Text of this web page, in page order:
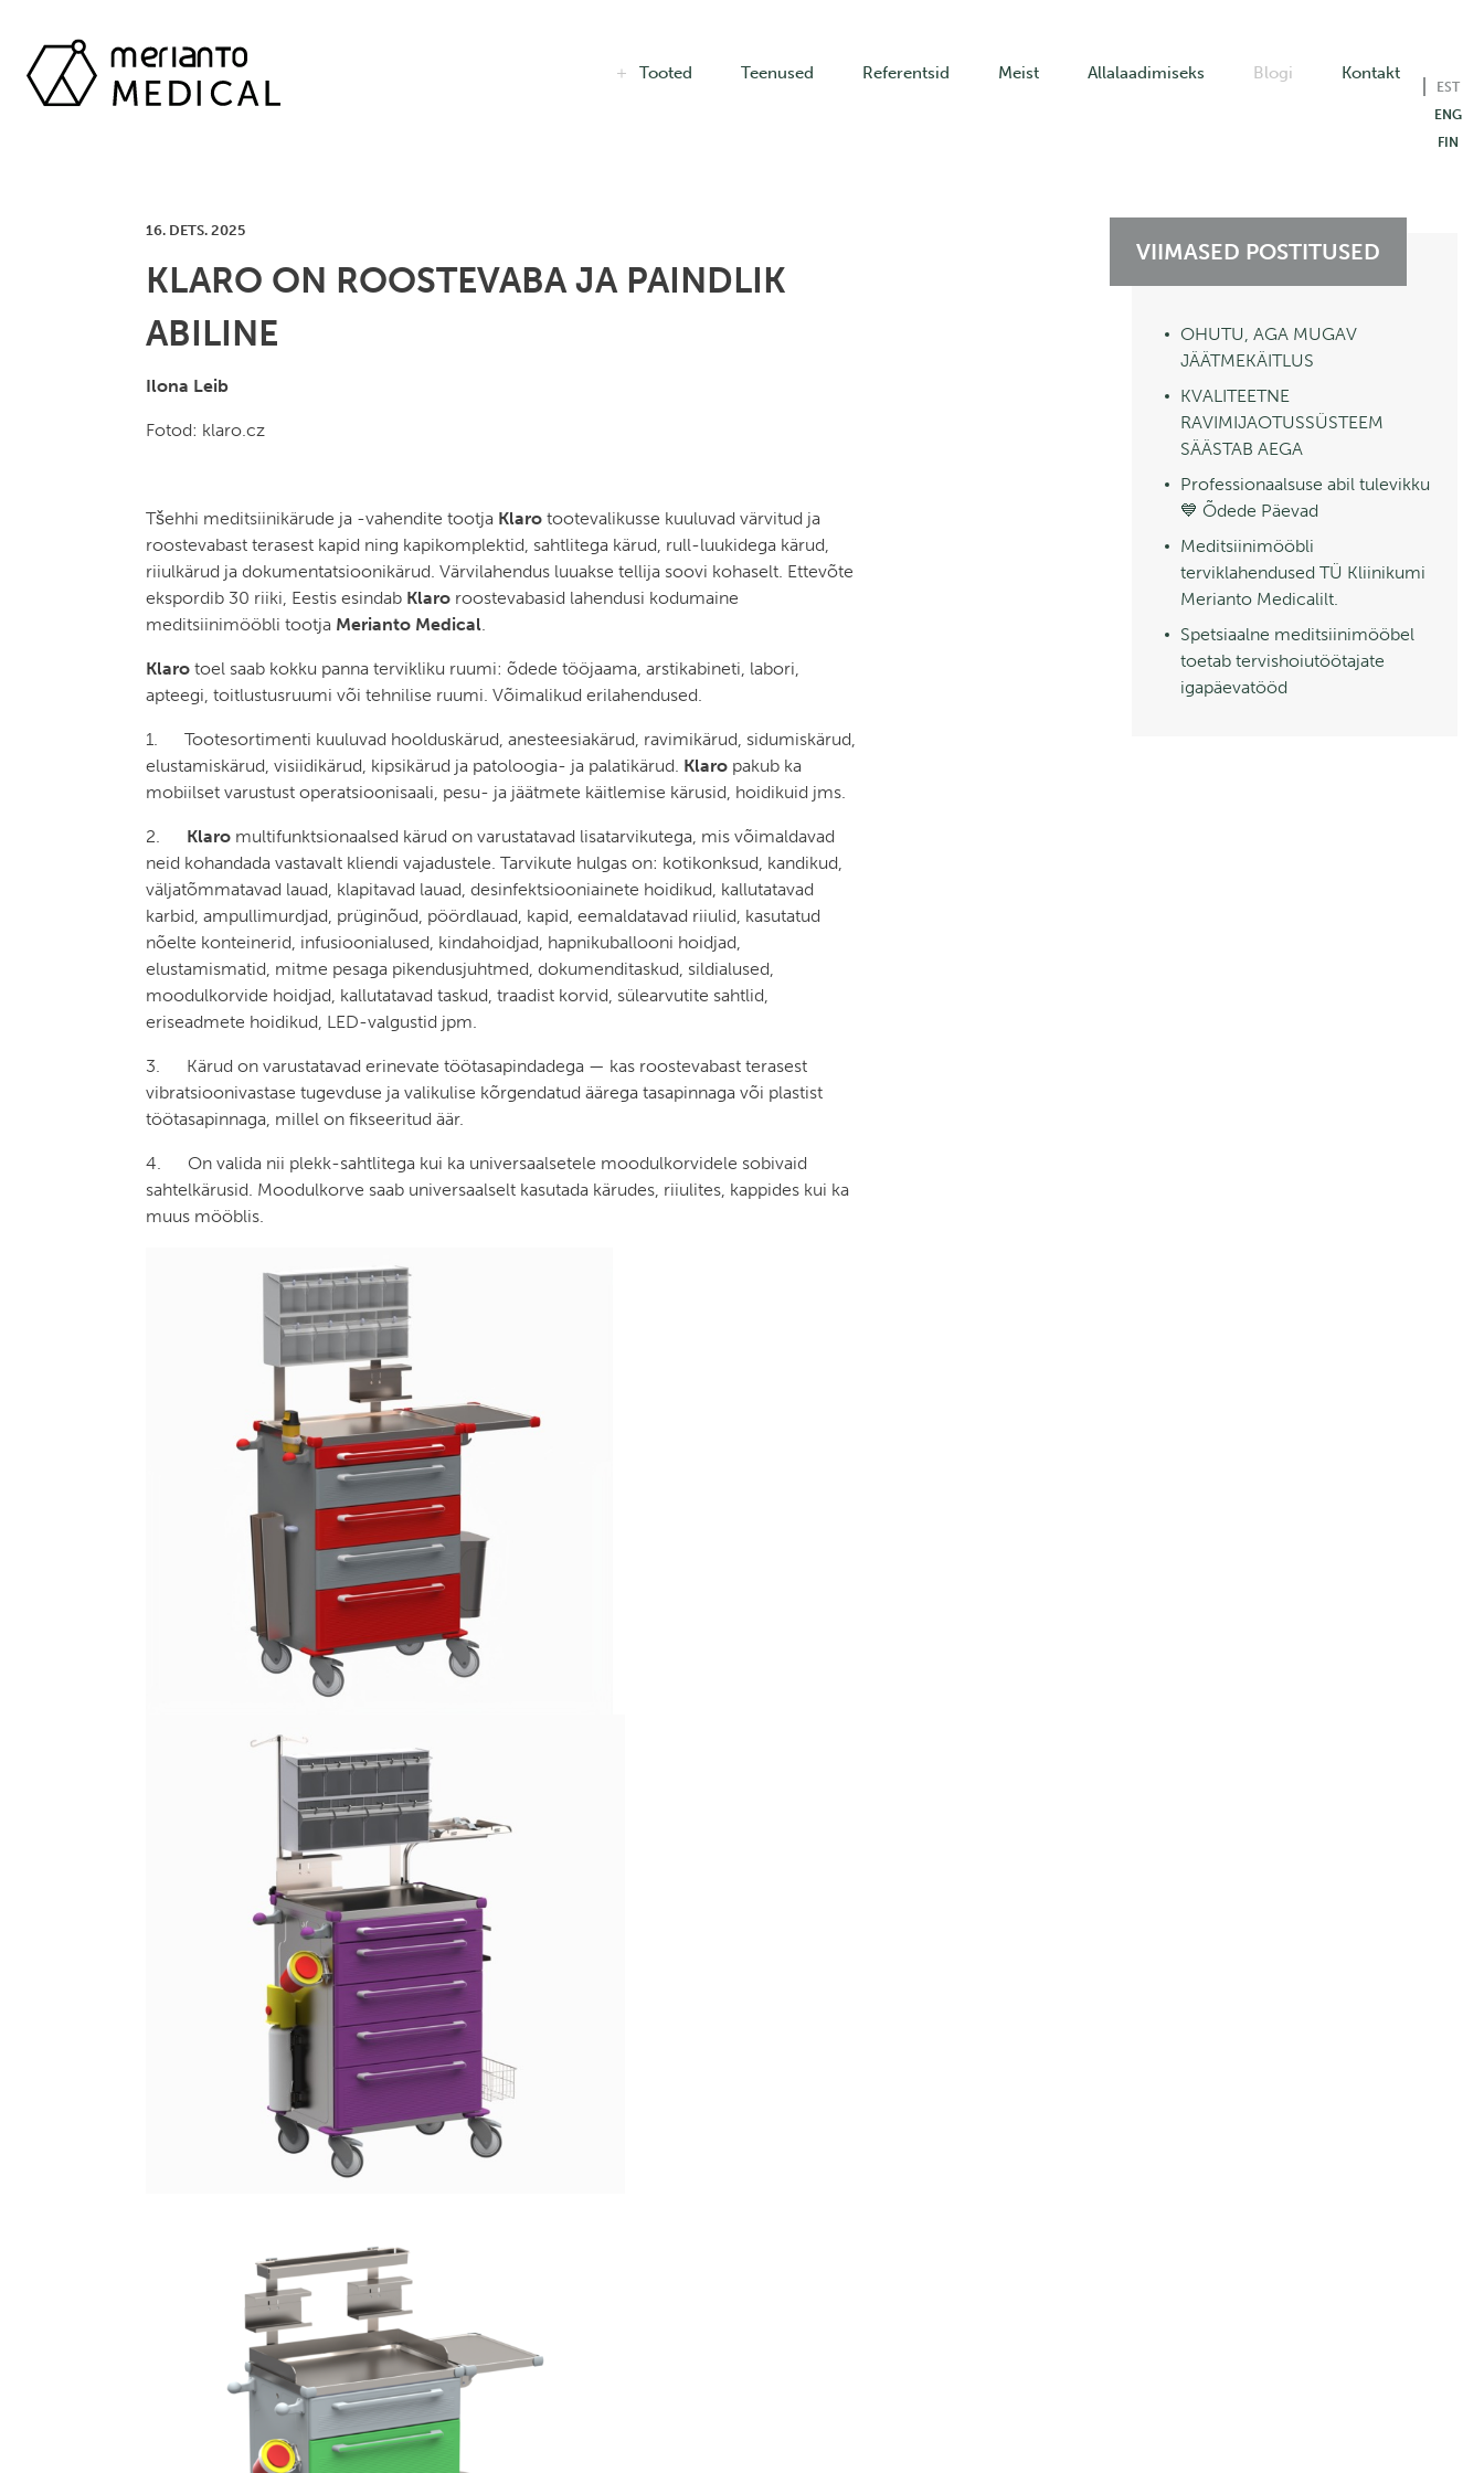
Tooted Teenused Referentsid Meist Allalaadimiseks Blogi Kontakt
EST
ENG
FIN
16. DETS. 2025
KLARO ON ROOSTEVABA JA PAINDLIK
ABILINE
Ilona Leib
Fotod: klaro.cz
Tšehhi meditsiinikärude ja -vahendite tootja Klaro tootevalikusse kuuluvad värvitud ja
roostevabast terasest kapid ning kapikomplektid, sahtlitega kärud, rull-luukidega kärud,
riiulkärud ja dokumentatsioonikärud. Värvilahendus luuakse tellija soovi kohaselt. Ettevõte
ekspordib 30 riiki, Eestis esindab Klaro roostevabasid lahendusi kodumaine
meditsiinimööbli tootja Merianto Medical.
Klaro toel saab kokku panna tervikliku ruumi: õdede tööjaama, arstikabineti, labori,
apteegi, toitlustusruumi või tehnilise ruumi. Võimalikud erilahendused.
1. Tootesortimenti kuuluvad hoolduskärud, anesteesiakärud, ravimikärud, sidumiskärud,
elustamiskärud, visiidikärud, kipsikärud ja patoloogia- ja palatikärud. Klaro pakub ka
mobiilset varustust operatsioonisaali, pesu- ja jäätmete käitlemise kärusid, hoidikuid jms.
2. Klaro multifunktsionaalsed kärud on varustatavad lisatarvikutega, mis võimaldavad
neid kohandada vastavalt kliendi vajadustele. Tarvikute hulgas on: kotikonksud, kandikud,
väljatõmmatavad lauad, klapitavad lauad, desinfektsiooniainete hoidikud, kallutatavad
karbid, ampullimurdjad, prüginõud, pöördlauad, kapid, eemaldatavad riiulid, kasutatud
nõelte konteinerid, infusioonialused, kindahoidjad, hapnikuballooni hoidjad,
elustamismatid, mitme pesaga pikendusjuhtmed, dokumenditaskud, sildialused,
moodulkorvide hoidjad, kallutatavad taskud, traadist korvid, sülearvutite sahtlid,
eriseadmete hoidikud, LED-valgustid jpm.
3. Kärud on varustatavad erinevate töötasapindadega — kas roostevabast terasest
vibratsioonivastase tugevduse ja valikulise kõrgendatud äärega tasapinnaga või plastist
töötasapinnaga, millel on fikseeritud äär.
4. On valida nii plekk-sahtlitega kui ka universaalsetele moodulkorvidele sobivaid
sahtelkärusid. Moodulkorve saab universaalselt kasutada kärudes, riiulites, kappides kui ka
muus mööblis.
VIIMASED POSTITUSED
OHUTU, AGA MUGAV
JÄÄTMEKÄITLUS
KVALITEETNE
RAVIMIJAOTUSSÜSTEEM
SÄÄSTAB AEGA
Professionaalsuse abil tulevikku
💙 Õdede Päevad
Meditsiinimööbli
terviklahendused TÜ Kliinikumi
Merianto Medicalilt.
Spetsiaalne meditsiinimööbel
toetab tervishoiutöötajate
igapäevatööd